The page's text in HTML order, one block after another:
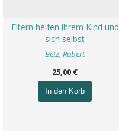
Eltern helfen ihrem Kind und
sich selbst
Betz, Robert
25,00 €
In den Korb